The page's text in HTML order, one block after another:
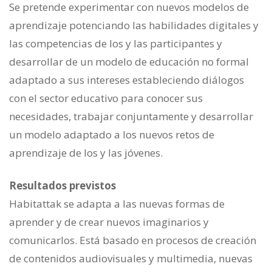
Se pretende experimentar con nuevos modelos de
aprendizaje potenciando las habilidades digitales y
las competencias de los y las participantes y
desarrollar de un modelo de educación no formal
adaptado a sus intereses estableciendo diálogos
con el sector educativo para conocer sus
necesidades, trabajar conjuntamente y desarrollar
un modelo adaptado a los nuevos retos de
aprendizaje de los y las jóvenes.
Resultados previstos
Habitattak se adapta a las nuevas formas de
aprender y de crear nuevos imaginarios y
comunicarlos. Está basado en procesos de creación
de contenidos audiovisuales y multimedia, nuevas